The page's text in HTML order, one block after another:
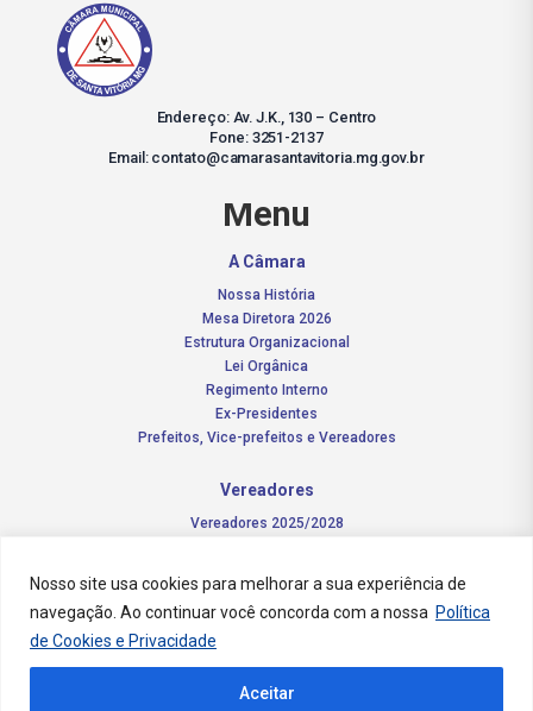
Nosso site usa cookies para melhorar a sua experiência de
navegação. Ao continuar você concorda com a nossa Política
de Cookies e Privacidade
Aceitar
Endereço: Av. J.K., 130 – Centro
Fone: 3251-2137
Email: contato@camarasantavitoria.mg.gov.br
Menu
A Câmara
Nossa História
Mesa Diretora 2026
Estrutura Organizacional
Lei Orgânica
Regimento Interno
Ex-Presidentes
Prefeitos, Vice-prefeitos e Vereadores
Vereadores
Vereadores 2025/2028
Notícias
Concursos